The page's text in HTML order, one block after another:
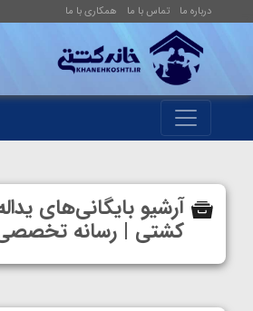
درباره ما تماس با ما همکاری با ما
آرشیو بایگانی‌های
کشتی | رسانه